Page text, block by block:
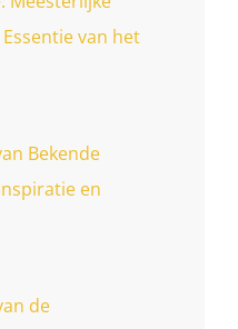
van het
Bekende
en
de